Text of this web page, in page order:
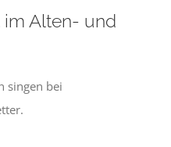
Alten- und
singen bei